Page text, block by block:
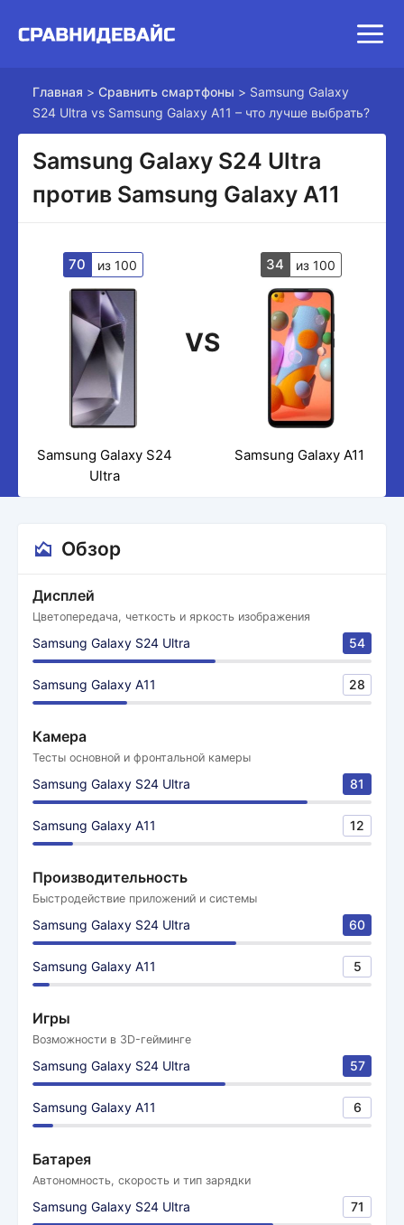
Главная > Сравнить смартфоны > Samsung Galaxy
S24 Ultra vs Samsung Galaxy A11 – что лучше выбрать?
Samsung Galaxy S24 Ultra
против Samsung Galaxy A11
70 из 100
VS
34 из 100
Samsung Galaxy S24
Ultra
Samsung Galaxy A11
Обзор
Дисплей
Цветопередача, четкость и яркость изображения
Samsung Galaxy S24 Ultra 54
Samsung Galaxy A11 28
Камера
Тесты основной и фронтальной камеры
Samsung Galaxy S24 Ultra 81
Samsung Galaxy A11 12
Производительность
Быстродействие приложений и системы
Samsung Galaxy S24 Ultra 60
Samsung Galaxy A11 5
Игры
Возможности в 3D-гейминге
Samsung Galaxy S24 Ultra 57
Samsung Galaxy A11 6
Батарея
Автономность, скорость и тип зарядки
Samsung Galaxy S24 Ultra 71